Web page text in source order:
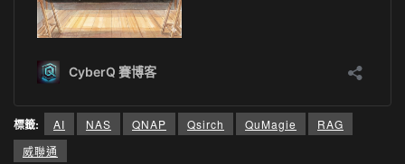
標籤: AI NAS QNAP Qsirch QuMagie
RAG
威聯通